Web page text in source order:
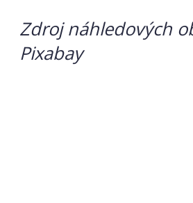
Zdroj náhledových
Pixabay